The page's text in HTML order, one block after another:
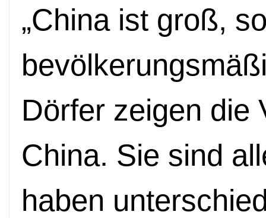
„China ist groß,
Dörfer zeigen die
China. Sie sind
haben